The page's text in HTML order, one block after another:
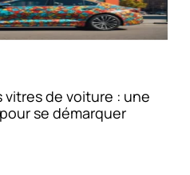
de voiture : une
se démarquer